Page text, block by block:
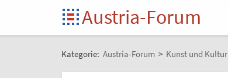
Austria-Forum
Kategorie: Austria-Forum > Kunst und Kultur